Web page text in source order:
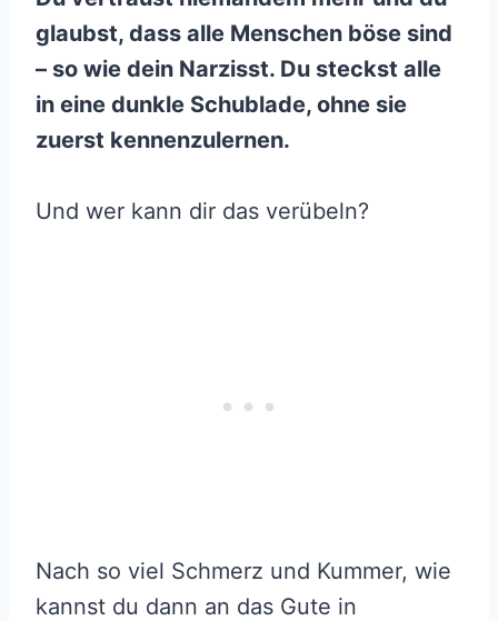
glaubst, dass alle Menschen böse sind
– so wie dein Narzisst. Du steckst alle
in eine dunkle Schublade, ohne sie
zuerst kennenzulernen.
Und wer kann dir das verübeln?
Nach so viel Schmerz und Kummer, wie
kannst du dann an das Gute in